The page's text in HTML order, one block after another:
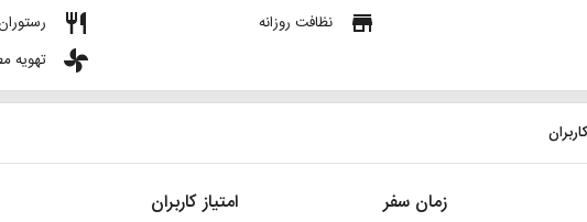
restaurant
toys تهویه
store نظافت روزانه
امتیاز کاربران زمان سفر